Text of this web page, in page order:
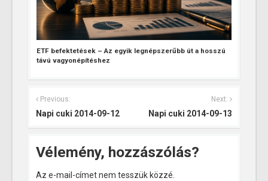
ETF befektetések – Az egyik legnépszerűbb út a hosszú
távú vagyonépítéshez
Previous:
Napi cuki 2014-09-12
Next:
Napi cuki 2014-09-13
Vélemény, hozzászólás?
Az e-mail-címet nem tesszük közzé.